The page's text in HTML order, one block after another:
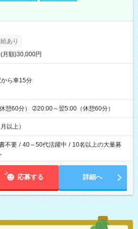
あり
月額)30,000円
ら車15分
憩60分） ➁20:00～翌5:00（休憩60分）
以上）
不要 / 40～50代活躍中 / 10名以上の大量募
応募する 詳細へ